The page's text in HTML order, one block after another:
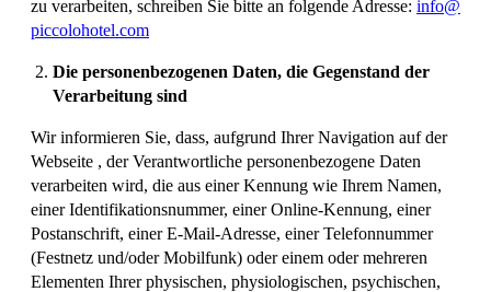
zu verarbeiten, schreiben Sie bitte an folgende Adresse: info@
piccolohotel.com
Die personenbezogenen Daten, die Gegenstand der
Verarbeitung sind
Wir informieren Sie, dass, aufgrund Ihrer Navigation auf der
Webseite , der Verantwortliche personenbezogene Daten
verarbeiten wird, die aus einer Kennung wie Ihrem Namen,
einer Identifikationsnummer, einer Online-Kennung, einer
Postanschrift, einer E-Mail-Adresse, einer Telefonnummer
(Festnetz und/oder Mobilfunk) oder einem oder mehreren
Elementen Ihrer physischen, physiologischen, psychischen,